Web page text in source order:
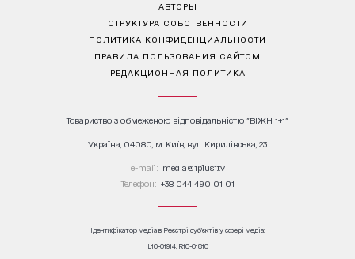
АВТОРЫ
СТРУКТУРА СОБСТВЕННОСТИ
ПОЛИТИКА КОНФИДЕНЦИАЛЬНОСТИ
ПРАВИЛА ПОЛЬЗОВАНИЯ САЙТОМ
РЕДАКЦИОННАЯ ПОЛИТИКА
Товариство з обмеженою відповідальністю "ВІЖН 1+1"
Україна, 04080, м. Київ, вул. Кирилівська, 23
е-mail: media@1plus1.tv
Телефон: +38 044 490 01 01
Ідентифікатор медіа в Реєстрі суб’єктів у сфері медіа:
L10-01914, R10-01810